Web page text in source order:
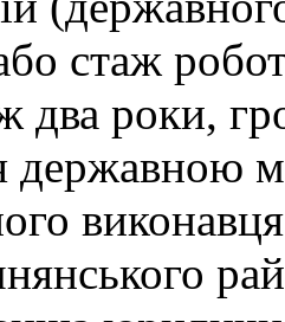
стаж
два роки,
державною